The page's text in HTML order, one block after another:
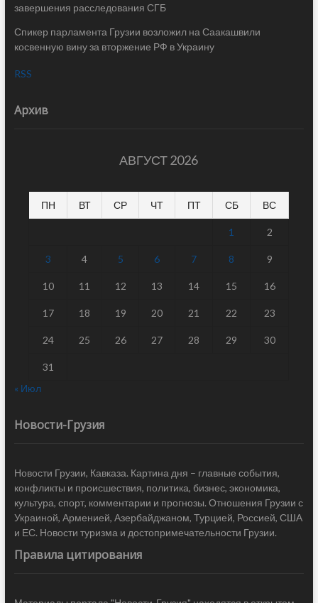
завершения расследования СГБ
Спикер парламента Грузии возложил на Саакашвили
косвенную вину за вторжение РФ в Украину
RSS
Архив
АВГУСТ 2026
ПН ВТ СР ЧТ ПТ СБ ВС
1 2
3 4 5 6 7 8 9
10 11 12 13 14 15 16
17 18 19 20 21 22 23
24 25 26 27 28 29 30
31
« Июл
Новости-Грузия
Новости Грузии, Кавказа. Картина дня – главные события,
конфликты и происшествия, политика, бизнес, экономика,
культура, спорт, комментарии и прогнозы. Отношения Грузии с
Украиной, Арменией, Азербайджаном, Турцией, Россией, США
и ЕС. Новости туризма и достопримечательности Грузии.
Правила цитирования